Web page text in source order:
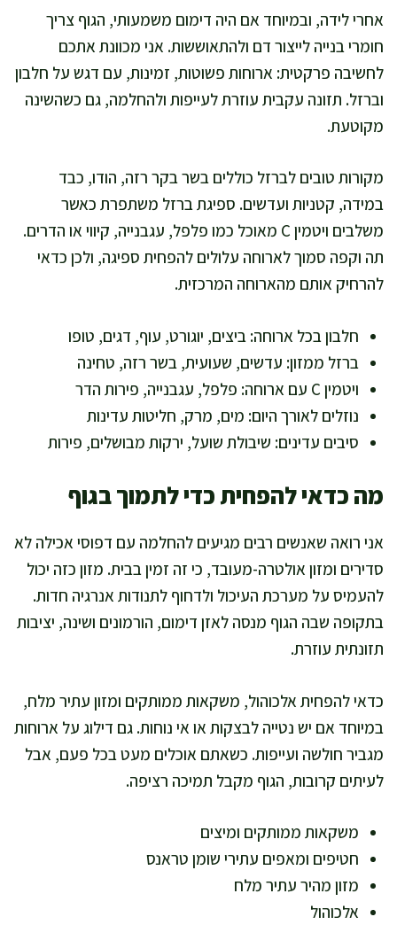
אחרי לידה, ובמיוחד אם היה דימום משמעותי, הגוף צריך
חומרי בנייה לייצור דם ולהתאוששות. אני מכוונת אתכם
לחשיבה פרקטית: ארוחות פשוטות, זמינות, עם דגש על חלבון
וברזל. תזונה עקבית עוזרת לעייפות ולהחלמה, גם כשהשינה
מקוטעת.
מקורות טובים לברזל כוללים בשר בקר רזה, הודו, כבד
במידה, קטניות ועדשים. ספיגת ברזל משתפרת כאשר
משלבים ויטמין C מאוכל כמו פלפל, עגבנייה, קיווי או הדרים.
תה וקפה סמוך לארוחה עלולים להפחית ספיגה, ולכן כדאי
להרחיק אותם מהארוחה המרכזית.
חלבון בכל ארוחה: ביצים, יוגורט, עוף, דגים, טופו
ברזל ממזון: עדשים, שעועית, בשר רזה, טחינה
ויטמין C עם ארוחה: פלפל, עגבנייה, פירות הדר
נוזלים לאורך היום: מים, מרק, חליטות עדינות
סיבים עדינים: שיבולת שועל, ירקות מבושלים, פירות
מה כדאי להפחית כדי לתמוך בגוף
אני רואה שאנשים רבים מגיעים להחלמה עם דפוסי אכילה לא
סדירים ומזון אולטרה-מעובד, כי זה זמין בבית. מזון כזה יכול
להעמיס על מערכת העיכול ולדחוף לתנודות אנרגיה חדות.
בתקופה שבה הגוף מנסה לאזן דימום, הורמונים ושינה, יציבות
תזונתית עוזרת.
כדאי להפחית אלכוהול, משקאות ממותקים ומזון עתיר מלח,
במיוחד אם יש נטייה לבצקות או אי נוחות. גם דילוג על ארוחות
מגביר חולשה ועייפות. כשאתם אוכלים מעט בכל פעם, אבל
לעיתים קרובות, הגוף מקבל תמיכה רציפה.
משקאות ממותקים ומיצים
חטיפים ומאפים עתירי שומן טראנס
מזון מהיר עתיר מלח
אלכוהול